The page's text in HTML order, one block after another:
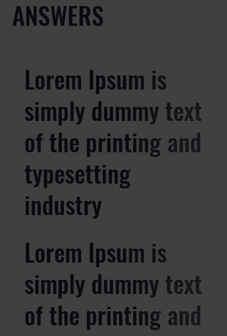
ANSWERS
Lorem Ipsum is
simply dummy text
of the printing and
typesetting
industry
Lorem Ipsum is
simply dummy text
of the printing and